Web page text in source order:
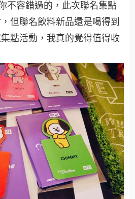
不容錯過的，此次聯名集點
但聯名飲料新品還是喝得到
點活動，我真的覺得值得收